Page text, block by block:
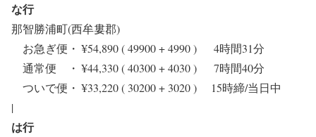
な行
那智勝浦町(西牟婁郡)
お急ぎ便・ ¥54,890 ( 49900 + 4990 ) 4時間31分
通常便 ・ ¥44,330 ( 40300 + 4030 ) 7時間40分
ついで便・ ¥33,220 ( 30200 + 3020 ) 15時締/当日中
|
は行